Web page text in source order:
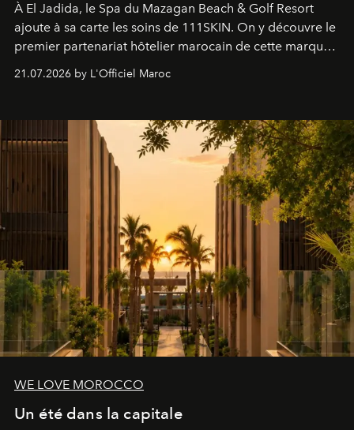
À El Jadida, le Spa du Mazagan Beach & Golf Resort
ajoute à sa carte les soins de 111SKIN. On y découvre le
premier partenariat hôtelier marocain de cette marque
britannique, née dans un cabinet de chirurgie plastique
londonien et construite depuis autour d'un actif breveté,
21.07.2026 by L'Officiel Maroc
WE LOVE MOROCCO
Un été dans la capitale